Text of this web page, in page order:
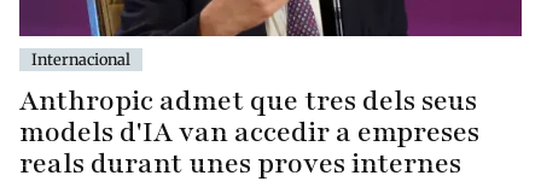
Internacional
Anthropic admet que tres dels seus
models d'IA van accedir a empreses
reals durant unes proves internes